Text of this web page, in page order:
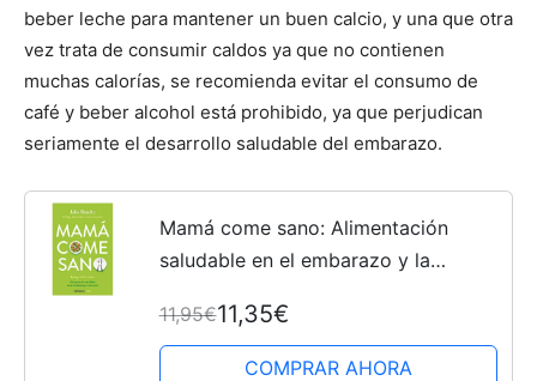
beber leche para mantener un buen calcio, y una que otra
vez trata de consumir caldos ya que no contienen
muchas calorías, se recomienda evitar el consumo de
café y beber alcohol está prohibido, ya que perjudican
seriamente el desarrollo saludable del embarazo.
Mamá come sano: Alimentación
saludable en el embarazo y la
11,95€11,35€
COMPRAR AHORA